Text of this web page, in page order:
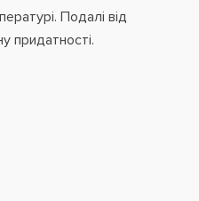
Подалі від
придатності.